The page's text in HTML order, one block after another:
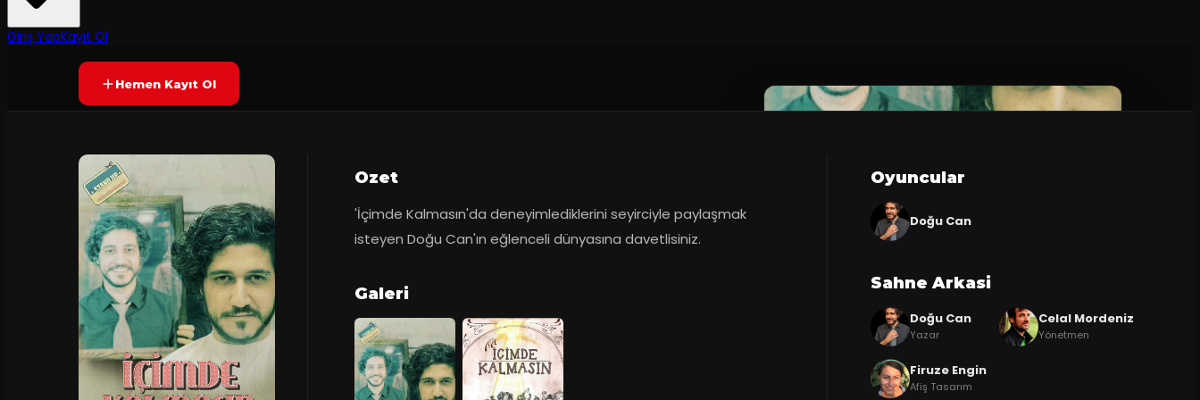
Giriş YapKayıt OlYAKINDA
Hemen Kayıt Ol
Ozet
'İçimde Kalmasın'da deneyimlediklerini seyirciyle paylaşmak
isteyen Doğu Can'ın eğlenceli dünyasına davetlisiniz.
Galeri
Oyuncular
Doğu Can
Sahne Arkasi
Doğu Can
Yazar
Celal Mordeniz
Yönetmen
Firuze Engin
Afiş Tasarım